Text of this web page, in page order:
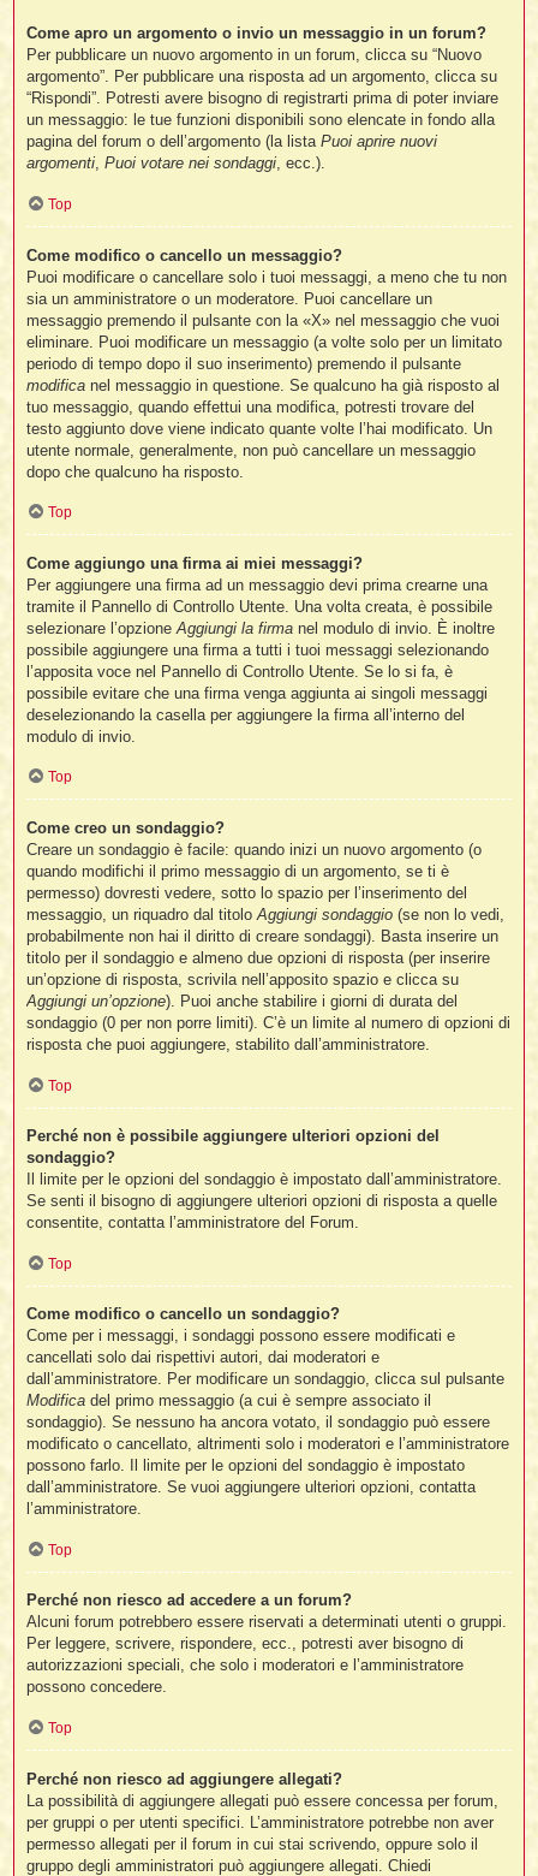
Come apro un argomento o invio un messaggio in un forum?
Per pubblicare un nuovo argomento in un forum, clicca su “Nuovo
argomento”. Per pubblicare una risposta ad un argomento, clicca su
“Rispondi”. Potresti avere bisogno di registrarti prima di poter inviare
un messaggio: le tue funzioni disponibili sono elencate in fondo alla
pagina del forum o dell’argomento (la listaPuoi aprire nuovi
argomenti,Puoi votare nei sondaggi, ecc.).
Top
Come modifico o cancello un messaggio?
Puoi modificare o cancellare solo i tuoi messaggi, a meno che tu non
sia un amministratore o un moderatore. Puoi cancellare un
messaggio premendo il pulsante con la «X» nel messaggio che vuoi
eliminare. Puoi modificare un messaggio (a volte solo per un limitato
periodo di tempo dopo il suo inserimento) premendo il pulsante
modifica nel messaggio in questione. Se qualcuno ha già risposto al
tuo messaggio, quando effettui una modifica, potresti trovare del
testo aggiunto dove viene indicato quante volte l’hai modificato. Un
utente normale, generalmente, non può cancellare un messaggio
dopo che qualcuno ha risposto.
Top
Come aggiungo una firma ai miei messaggi?
Per aggiungere una firma ad un messaggio devi prima crearne una
tramite il Pannello di Controllo Utente. Una volta creata, è possibile
selezionare l’opzioneAggiungi la firma nel modulo di invio. È inoltre
possibile aggiungere una firma a tutti i tuoi messaggi selezionando
l’apposita voce nel Pannello di Controllo Utente. Se lo si fa, è
possibile evitare che una firma venga aggiunta ai singoli messaggi
deselezionando la casella per aggiungere la firma all’interno del
modulo di invio.
Top
Come creo un sondaggio?
Creare un sondaggio è facile: quando inizi un nuovo argomento (o
quando modifichi il primo messaggio di un argomento, se ti è
permesso) dovresti vedere, sotto lo spazio per l’inserimento del
messaggio, un riquadro dal titoloAggiungi sondaggio (se non lo vedi,
probabilmente non hai il diritto di creare sondaggi). Basta inserire un
titolo per il sondaggio e almeno due opzioni di risposta (per inserire
un’opzione di risposta, scrivila nell’apposito spazio e clicca su
Aggiungi un’opzione). Puoi anche stabilire i giorni di durata del
sondaggio (0 per non porre limiti). C’è un limite al numero di opzioni di
risposta che puoi aggiungere, stabilito dall’amministratore.
Top
Perché non è possibile aggiungere ulteriori opzioni del
sondaggio?
Il limite per le opzioni del sondaggio è impostato dall’amministratore.
Se senti il bisogno di aggiungere ulteriori opzioni di risposta a quelle
consentite, contatta l’amministratore del Forum.
Top
Come modifico o cancello un sondaggio?
Come per i messaggi, i sondaggi possono essere modificati e
cancellati solo dai rispettivi autori, dai moderatori e
dall’amministratore. Per modificare un sondaggio, clicca sul pulsante
Modifica del primo messaggio (a cui è sempre associato il
sondaggio). Se nessuno ha ancora votato, il sondaggio può essere
modificato o cancellato, altrimenti solo i moderatori e l’amministratore
possono farlo. Il limite per le opzioni del sondaggio è impostato
dall’amministratore. Se vuoi aggiungere ulteriori opzioni, contatta
l’amministratore.
Top
Perché non riesco ad accedere a un forum?
Alcuni forum potrebbero essere riservati a determinati utenti o gruppi.
Per leggere, scrivere, rispondere, ecc., potresti aver bisogno di
autorizzazioni speciali, che solo i moderatori e l’amministratore
possono concedere.
Top
Perché non riesco ad aggiungere allegati?
La possibilità di aggiungere allegati può essere concessa per forum,
per gruppi o per utenti specifici. L’amministratore potrebbe non aver
permesso allegati per il forum in cui stai scrivendo, oppure solo il
gruppo degli amministratori può aggiungere allegati. Chiedi